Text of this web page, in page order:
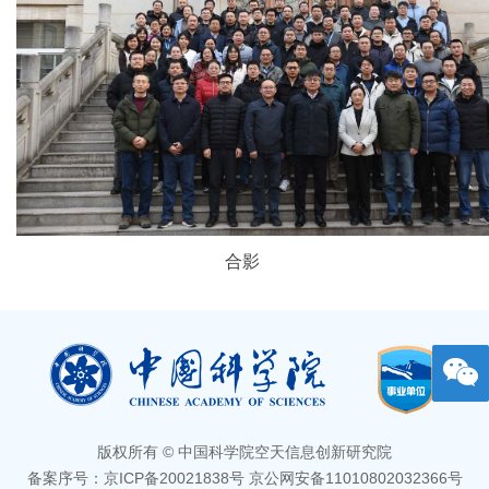
合影
版权所有 © 中国科学院空天信息创新研究院
备案序号：京ICP备20021838号 京公网安备11010802032366号